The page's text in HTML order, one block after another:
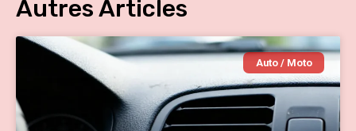
Autres Articles
Auto / Moto